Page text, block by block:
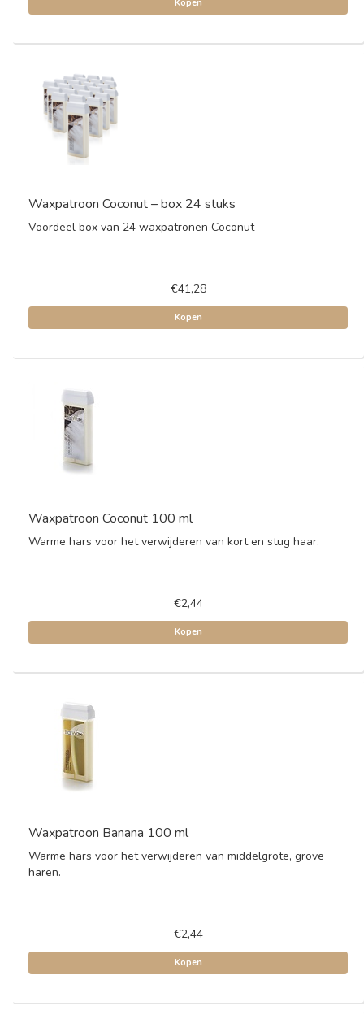
Kopen
Waxpatroon Coconut – box 24 stuks
Voordeel box van 24 waxpatronen Coconut
€41,28
Kopen
Waxpatroon Coconut 100 ml
Warme hars voor het verwijderen van kort en stug haar.
€2,44
Kopen
Waxpatroon Banana 100 ml
Warme hars voor het verwijderen van middelgrote, grove
haren.
€2,44
Kopen